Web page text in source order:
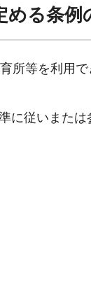
める条例
等を利用
従いまた